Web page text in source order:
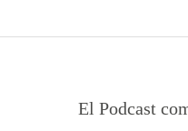
El Podcast